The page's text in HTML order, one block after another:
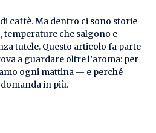
caffè. Ma dentro ci sono storie
temperature che salgono e
tutele. Questo articolo fa parte
a guardare oltre l’aroma: per
ogni mattina — e perché
in più.